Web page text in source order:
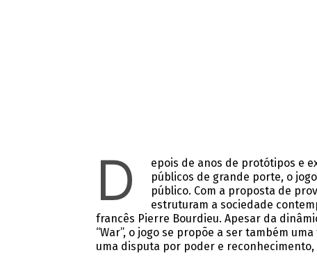
D
epois de anos de protótipos e
públicos de grande porte, o
público. Com a proposta de
estruturam a sociedade
francês Pierre Bourdieu. Apesar da
“War”, o jogo se propõe a ser também
uma disputa por poder e